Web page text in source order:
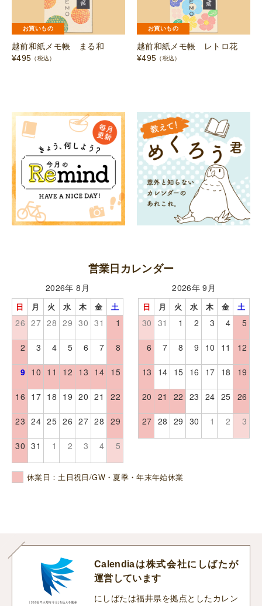
お買いもの
越前和紙メモ帳 まる和
¥495 （税込）
お買いもの
越前和紙メモ帳 レトロ花
¥495 （税込）
営業日カレンダー
2026年 8月
日 月 火 水 木 金 土
26 27 28 29 30 31 1
2 3 4 5 6 7 8
9 10 11 12 13 14 15
16 17 18 19 20 21 22
23 24 25 26 27 28 29
30 31 1 2 3 4 5
2026年 9月
日 月 火 水 木 金 土
30 31 1 2 3 4 5
6 7 8 9 10 11 12
13 14 15 16 17 18 19
20 21 22 23 24 25 26
27 28 29 30 1 2 3
休業日：土日祝日/GW・夏季・年末年始休業
Calendiaは株式会社にしばたが
運営しています
にしばたは福井県を拠点としたカレン